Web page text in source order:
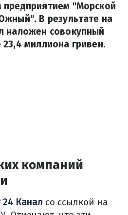
предприятием "Морской
В результате на
наложен совокупный
миллиона гривен.
компаний
24 Канал со ссылкой на